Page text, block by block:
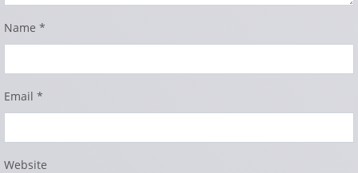
Name *
Email *
Website